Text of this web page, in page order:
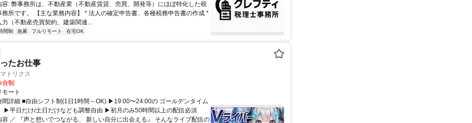
容: 弊事務所は、不動産業（不動産賃貸、売買、開発等）にほぼ特化した税
務所です。 【主な業務内容】 * 法人の確定申告書、各種税務申告書の作成 *
力（不動産売買契約、建築関連...
間制 急募 フルリモート 在宅OK
たお仕事
トリクス
合制
モート
間詳細 ■自由シフト制(1日1時間～OK) ▶19:00〜24:00の ゴールデンタイム
▶平日だけ/土日だけなども調整自由 ▶初月のみ50時間以上の配信必須
容 ／ 『声と想いでつながる、 新しい自分に出会える』 そんなライブ配信の